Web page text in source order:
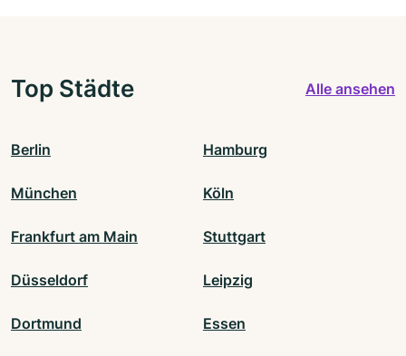
Top Städte Alle ansehen
Berlin Hamburg
München Köln
Frankfurt am Main Stuttgart
Düsseldorf Leipzig
Dortmund Essen